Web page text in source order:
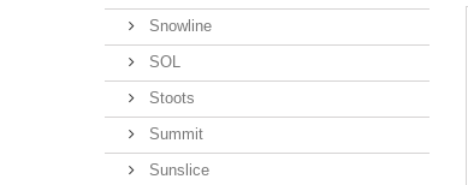
Snowline
SOL
Stoots
Summit
Sunslice